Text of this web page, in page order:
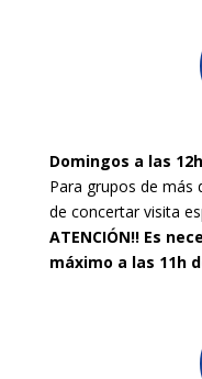
Domingos a las 12h
Para grupos de más
de concertar visita
ATENCIÓN!! Es
máximo a las 11h